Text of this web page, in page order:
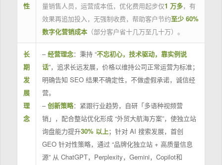
性
量销售人员，运营成本低，优化费用起步仅1 万多，有
效果再追加投入，无强制收费，帮助客户节约至少 60%
数字化营销成本（部分客户省十几万至几十万）。
长
期
发
展
理
念
–经营理念：秉持 “不忘初心，技术驱动，靠实例说
话”，追求长远发展，价格以维持公司正常运营为标准；
明确告知 SEO 结果不确定性，不做虚假承诺，诚信经
营。
–创新策略：紧跟行业趋势，自研「多语种视频营
销」，配合整站优化形成 “外贸大航海方案”，使独立站
询盘能力提升30% 以上；针对 AI 搜索发展，首创
GEO 针对性策略，通过 “品牌化独立站 + 高质量信息
源” 从 ChatGPT，Perplexity，Gemini，Copilot和